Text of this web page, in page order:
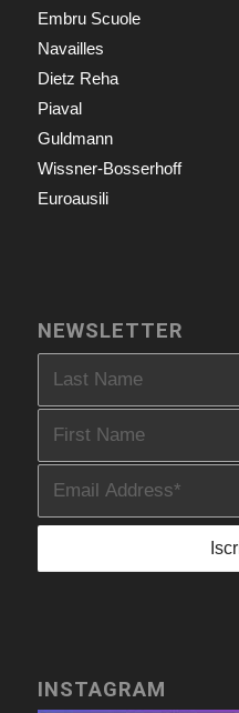
Embru Scuole
Navailles
Dietz Reha
Piaval
Guldmann
Wissner-Bosserhoff
Euroausili
NEWSLETTER
INSTAGRAM